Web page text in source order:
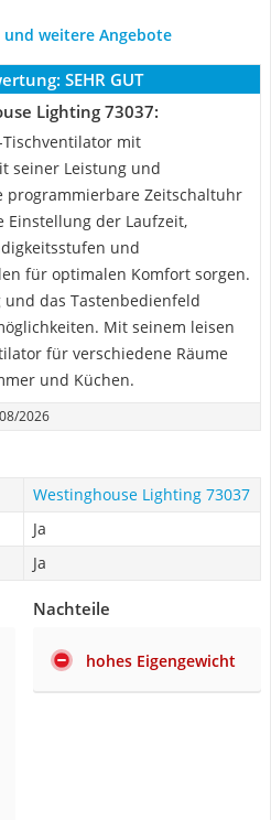
und weitere Angebote
SEHR GUT
Lighting 73037:
mit
seiner Leistung und
programmierbare Zeitschaltuhr
der Laufzeit,
und
für optimalen Komfort sorgen.
das Tastenbedienfeld
Mit seinem leisen
für verschiedene Räume
und Küchen.
08/2026
Westinghouse Lighting 73037
Ja
Ja
Nachteile
hohes Eigengewicht